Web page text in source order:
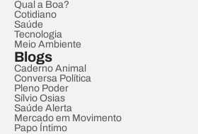
Qual a Boa?
Cotidiano
Saúde
Tecnologia
Meio Ambiente
Blogs
Caderno Animal
Conversa Política
Pleno Poder
Sílvio Osias
Saúde Alerta
Mercado em Movimento
Papo Íntimo